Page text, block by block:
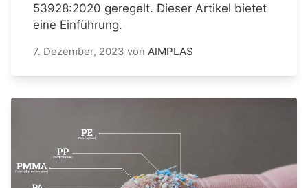
53928:2020 geregelt. Dieser Artikel bietet
eine Einführung.
7. Dezember, 2023 von AIMPLAS